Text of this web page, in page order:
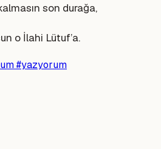
son durağa,
o İlahi Lütuf’a.
#yazyorum